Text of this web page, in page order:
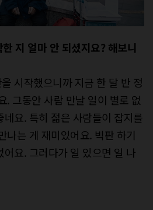
지 얼마 안 되셨지요? 해보니
시작했으니까 지금 한 달 반 정
. 그동안 사람 만날 일이 별로 없
요. 특히 젊은 사람들이 잡지를
나는 게 재미있어요. 빅판 하기
요. 그러다가 일 있으면 일 나